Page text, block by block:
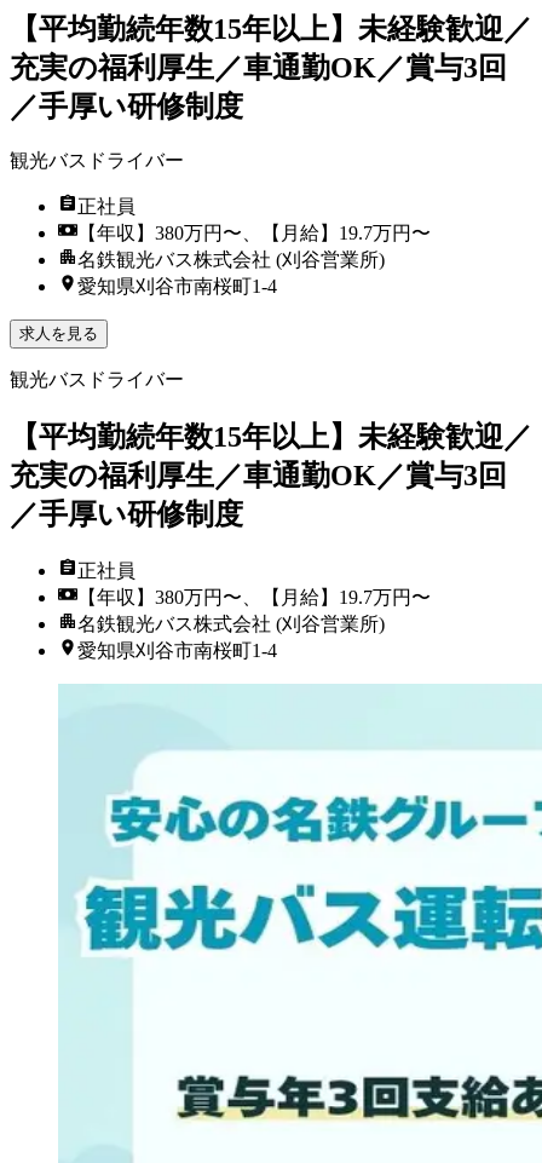
【平均勤続年数15年以上】未経験歓迎／
充実の福利厚生／車通勤OK／賞与3回
／手厚い研修制度
観光バスドライバー
正社員
【年収】380万円〜、【月給】19.7万円〜
名鉄観光バス株式会社 (刈谷営業所)
愛知県刈谷市南桜町1-4
求人を見る
観光バスドライバー
【平均勤続年数15年以上】未経験歓迎／
充実の福利厚生／車通勤OK／賞与3回
／手厚い研修制度
正社員
【年収】380万円〜、【月給】19.7万円〜
名鉄観光バス株式会社 (刈谷営業所)
愛知県刈谷市南桜町1-4